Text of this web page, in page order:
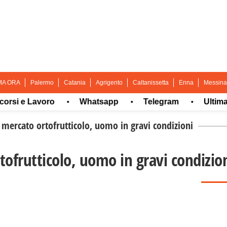
ORA Palermo Catania Agrigento Caltanissetta Enna Messina
e Lavoro • Whatsapp • Telegram • Ultima ora
mercato ortofrutticolo, uomo in gravi condizioni
uomo in gravi